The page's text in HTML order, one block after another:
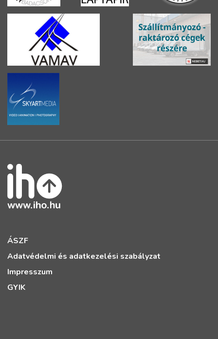
ÁSZF
Adatvédelmi és adatkezelési szabályzat
Impresszum
GYIK